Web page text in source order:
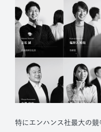
特にエンハンス社最大の